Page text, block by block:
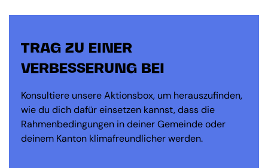
TRAG ZU EINER
VERBESSERUNG BEI
Konsultiere unsere Aktionsbox, um herauszufinden,
wie du dich dafür einsetzen kannst, dass die
Rahmenbedingungen in deiner Gemeinde oder
deinem Kanton klimafreundlicher werden.